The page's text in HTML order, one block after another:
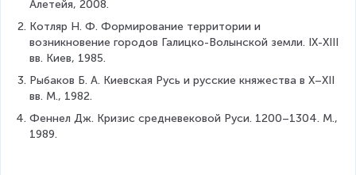
Алетейя, 2008.
Котляр Н. Ф. Формирование территории и
возникновение городов Галицко-Волынской земли. IX-XIII
вв. Киев, 1985.
Рыбаков Б. А. Киевская Русь и русские княжества в Х–XII
вв. М., 1982.
Феннел Дж. Кризис средневековой Руси. 1200–1304. М.,
1989.